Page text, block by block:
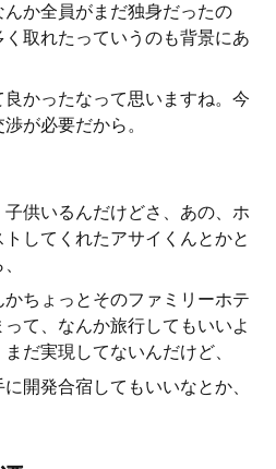
か全員がまだ独身だったの
取れたっていうのも背景にあ
かったなって思いますね。今
が必要だから。
供いるんだけどさ、あの、ホ
してくれたアサイくんとかと
ちょっとそのファミリーホテ
て、なんか旅行してもいいよ
だ実現してないんだけど、
開発合宿してもいいなとか、